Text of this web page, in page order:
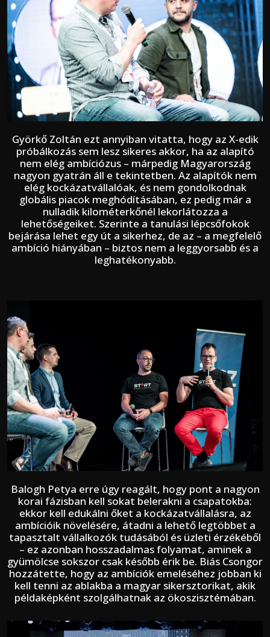
Györkő Zoltán ezt annyiban vitatta, hogy az X-edik
próbálkozás sem lesz sikeres akkor, ha az alapító
nem elég ambíciózus – márpedig Magyarország
nagyon gyatrán áll e tekintetben. Az alapítók nem
elég kockázatvállalóak, és nem gondolkodnak
globális piacok meghódításában, ez pedig már a
nulladik kilométerkőnél lekorlátozza a
lehetőségeiket. Szerinte a tanulási lépcsőfokok
bejárása lehet egy út a sikerhez, de az – a megfelelő
ambíció hiányában – biztos nem a leggyorsabb és a
leghatékonyabb.
Balogh Petya erre úgy reagált, hogy pont a nagyon
korai fázisban kell sokat belerakni a csapatokba:
ekkor kell edukálni őket a kockázatvállalásra, az
ambícióik növelésére, átadni a lehető legtöbbet a
tapasztalt vállalkozók tudásából és üzleti érzékéből
– ez azonban hosszadalmas folyamat, aminek a
gyümölcse sokszor csak később érik be. Biás Csongor
hozzátette, hogy az ambíciók emeléséhez jobban ki
kell tenni az ablakba a magyar sikersztorikat, akik
példaképként szolgálhatnak az ökoszisztémában.